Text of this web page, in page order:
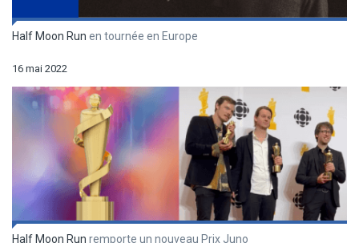
Half Moon Run en tournée en Europe
16 mai 2022
Half Moon Run remporte un nouveau Prix Juno